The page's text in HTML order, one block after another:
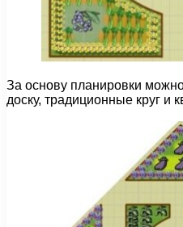
За основу планировки
доску, традиционные круг и